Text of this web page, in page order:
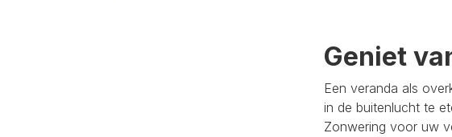
Geniet
Een veranda als
in de buitenlucht te
Zonwering voor uw